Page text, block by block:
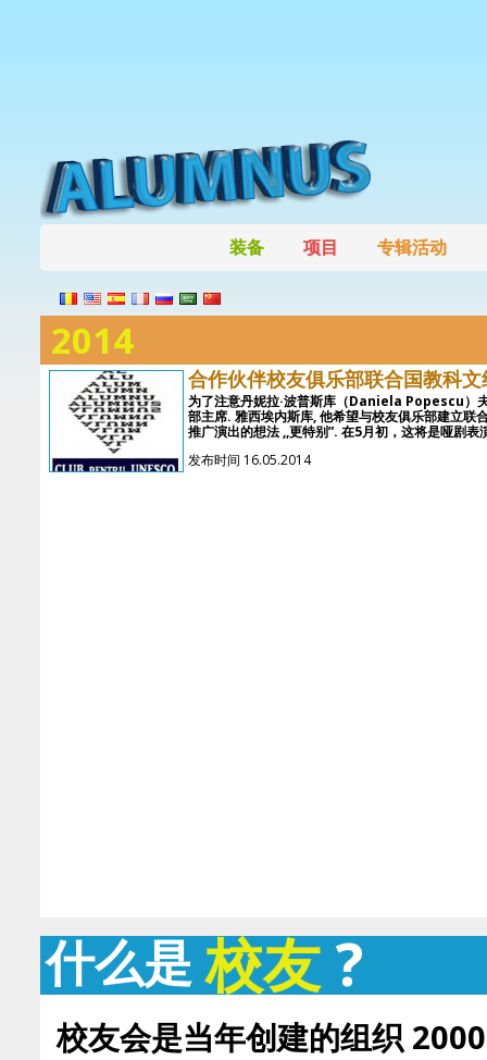
装备 项目 专辑活动
2014
合作伙伴校友俱乐部联合国教科
为了注意丹妮拉·波普斯库（Daniela Popescu）
部主席. 雅西埃内斯库, 他希望与校友俱乐部建立联
推广演出的想法 ,,更特别”. 在5月初，这将是哑剧
发布时间 16.05.2014
什么是校友?
校友会是当年创建的组织